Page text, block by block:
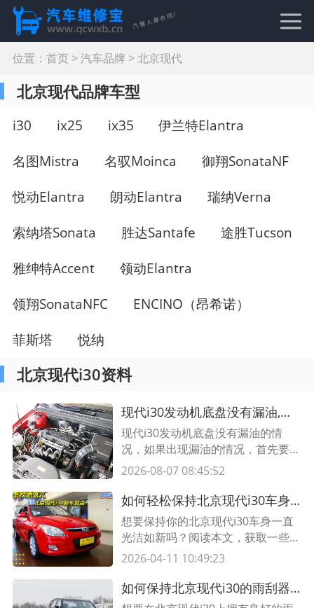
位置： 首页> 汽车品牌 > 北京现代
北京现代品牌车型
i30 ix25 ix35
伊兰特Elantra
名图Mistra
名驭Moinca
御翔SonataNF
悦动Elantra
朗动Elantra
瑞纳Verna
索纳塔Sonata
胜达Santafe
途胜Tucson
雅绅特Accent
领动Elantra
领翔SonataNFC
ENCINO（昂希诺）
菲斯塔
悦纳
北京现代i30资料
现代i30发动机底盘没有漏油,发动机底盘托底没漏油
现代i30发动机底盘没有漏油的情
况，如果出现漏油的情况，首先要检
查的就是机油的情况，检查机油的情
有，则需要及时补充机油；其次要检
查的就是机油的质量，是否有杂质混
入，如果有，则需要更换新的机油；
最后检查机油滤清器、密封圈，发动
机机壳等，如有损坏，则要及时更
2026-08-07 08:45:52
如何轻松保持北京现代i30车身光洁？小贴士与技巧
想要保持你的北京现代i30车身一直
光洁如新吗？阅读本文，获取一些简
单而有效的小贴士和技巧，帮助你保
2026-04-11 10:49:23
如何保持北京现代i30的雨刮器效果良好？一招鲜，雨天行车不再模糊